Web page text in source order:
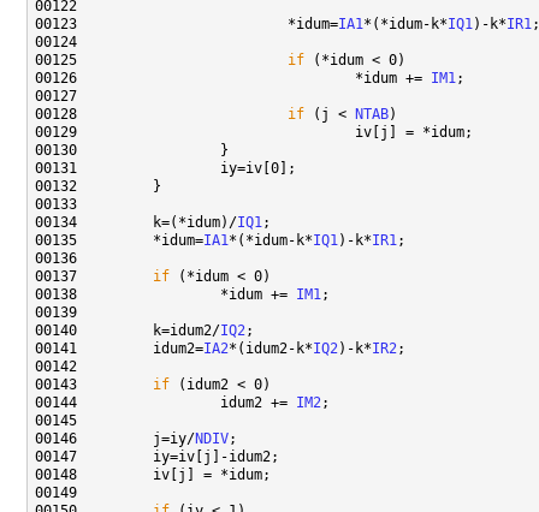
00123                         *idum=IA1*(*idum-k*IQ1)-k*IR1
00125 if
00126                                 *idum += IM1
00128 if (j < NTAB
00134         k=(*idum)/IQ1
00135         *idum=IA1*(*idum-k*IQ1)-k*IR1
00137 if
00138                 *idum += IM1
00140         k=idum2/IQ2
00141         idum2=IA2*(idum2-k*IQ2)-k*IR2
00143 if
00144                 idum2 += IM2
00146         j=iy/NDIV